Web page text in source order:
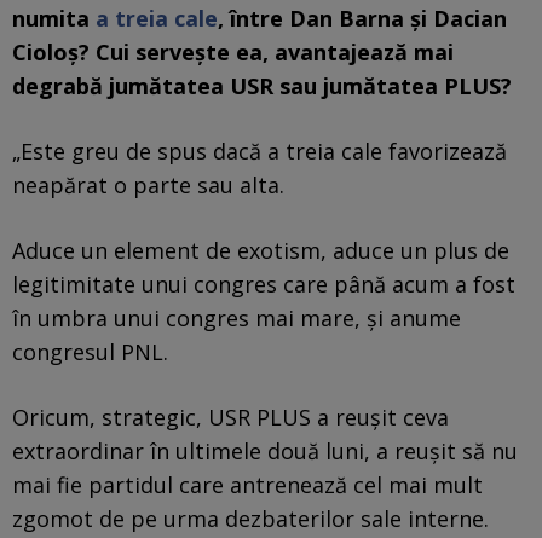
numita a treia cale, între Dan Barna și Dacian
Cioloș? Cui servește ea, avantajează mai
degrabă jumătatea USR sau jumătatea PLUS?
„Este greu de spus dacă a treia cale favorizează
neapărat o parte sau alta.
Aduce un element de exotism, aduce un plus de
legitimitate unui congres care până acum a fost
în umbra unui congres mai mare, și anume
congresul PNL.
Oricum, strategic, USR PLUS a reușit ceva
extraordinar în ultimele două luni, a reușit să nu
mai fie partidul care antrenează cel mai mult
zgomot de pe urma dezbaterilor sale interne.